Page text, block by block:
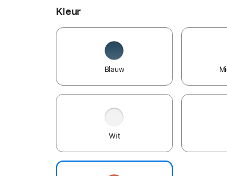
Kleur
Blauw
Wit